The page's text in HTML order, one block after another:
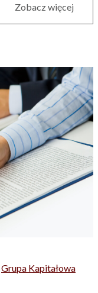
Zobacz więcej
Grupa Kapitałowa